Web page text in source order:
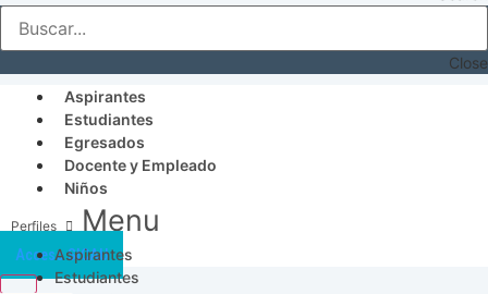
Close
Aspirantes
Estudiantes
Egresados
Docente y Empleado
Niños
Menu
Aspirantes
Estudiantes
Acceso SICAU